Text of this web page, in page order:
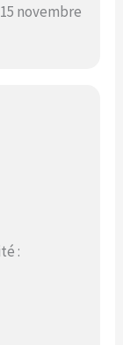
novembre
: